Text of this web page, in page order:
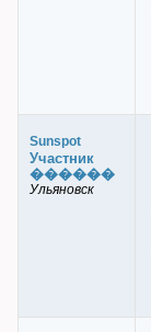
Sunspot
Участник
������
Ульяновск